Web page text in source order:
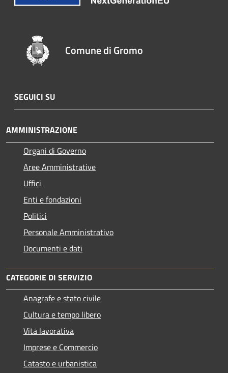
Comune di Gromo
SEGUICI SU
AMMINISTRAZIONE
Organi di Governo
Aree Amministrative
Uffici
Enti e fondazioni
Politici
Personale Amministrativo
Documenti e dati
CATEGORIE DI SERVIZIO
Anagrafe e stato civile
Cultura e tempo libero
Vita lavorativa
Imprese e Commercio
Catasto e urbanistica